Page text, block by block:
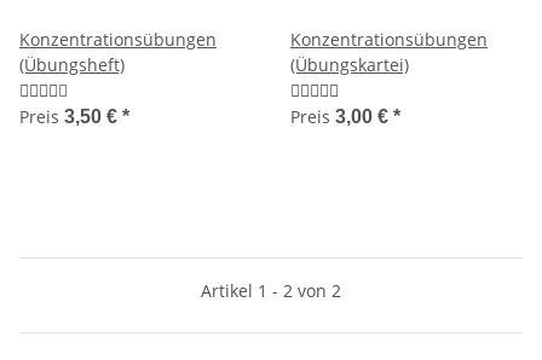
Konzentrationsübungen
(Übungsheft)
Preis 3,50 € *
Konzentrationsübungen
(Übungskartei)
Preis 3,00 € *
Artikel 1 - 2 von 2